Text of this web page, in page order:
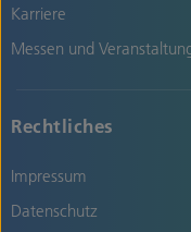
Karriere
Messen und
Rechtliches
Impressum
Datenschutz